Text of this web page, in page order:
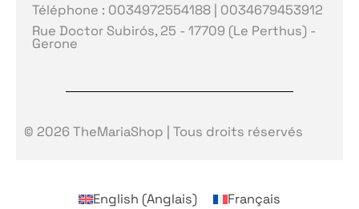
Téléphone : 0034972554188 | 0034679453912
Rue Doctor Subirós, 25 - 17709 (Le Perthus) -
Gerone
© 2026 TheMariaShop | Tous droits réservés
English (Anglais) Français